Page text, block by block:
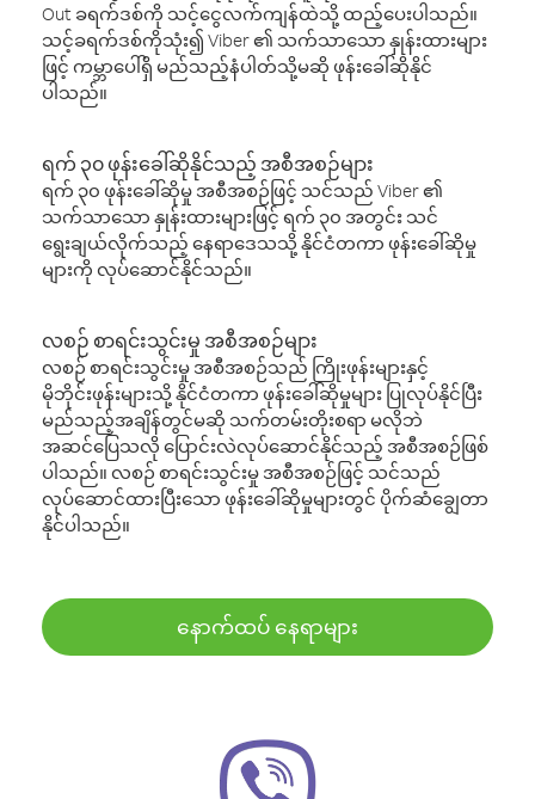
Out ခရက်ဒစ်ကို သင့်ငွေလက်ကျန်ထဲသို့ ထည့်ပေးပါသည်။
သင့်ခရက်ဒစ်ကိုသုံး၍ Viber ၏ သက်သာသော နှုန်းထားများ
ဖြင့် ကမ္ဘာပေါ်ရှိ မည်သည့်နံပါတ်သို့မဆို ဖုန်းခေါ်ဆိုနိုင်
ပါသည်။
ရက် ၃၀ ဖုန်းခေါ်ဆိုနိုင်သည့် အစီအစဉ်များ
ရက် ၃၀ ဖုန်းခေါ်ဆိုမှု အစီအစဉ်ဖြင့် သင်သည် Viber ၏
သက်သာသော နှုန်းထားများဖြင့် ရက် ၃၀ အတွင်း သင်
ရွေးချယ်လိုက်သည့် နေရာဒေသသို့ နိုင်ငံတကာ ဖုန်းခေါ်ဆိုမှု
များကို လုပ်ဆောင်နိုင်သည်။
လစဉ် စာရင်းသွင်းမှု အစီအစဉ်များ
လစဉ် စာရင်းသွင်းမှု အစီအစဉ်သည် ကြိုးဖုန်းများနှင့်
မိုဘိုင်းဖုန်းများသို့ နိုင်ငံတကာ ဖုန်းခေါ်ဆိုမှုများ ပြုလုပ်နိုင်ပြီး
မည်သည့်အချိန်တွင်မဆို သက်တမ်းတိုးစရာ မလိုဘဲ
အဆင်ပြေသလို ပြောင်းလဲလုပ်ဆောင်နိုင်သည့် အစီအစဉ်ဖြစ်
ပါသည်။ လစဉ် စာရင်းသွင်းမှု အစီအစဉ်ဖြင့် သင်သည်
လုပ်ဆောင်ထားပြီးသော ဖုန်းခေါ်ဆိုမှုများတွင် ပိုက်ဆံချွေတာ
နိုင်ပါသည်။
နောက်ထပ် နေရာများ